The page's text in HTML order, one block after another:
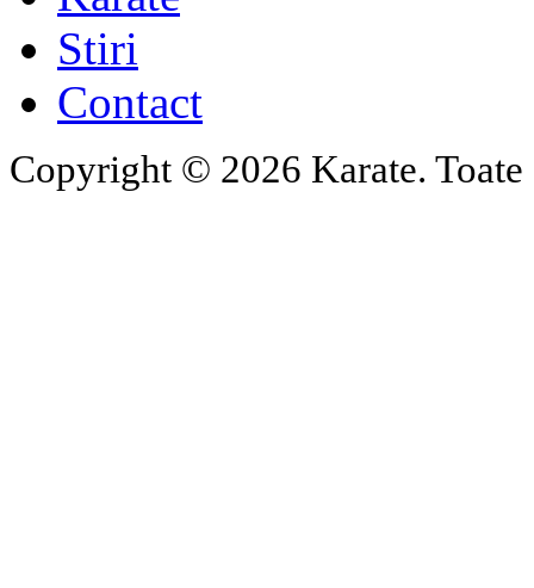
Stiri
Contact
Copyright © 2026 Karate.